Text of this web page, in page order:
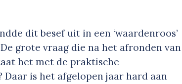
dit besef uit in een ‘waardenroos’
De grote vraag die na het afronden van
het met de praktische
is het afgelopen jaar hard aan